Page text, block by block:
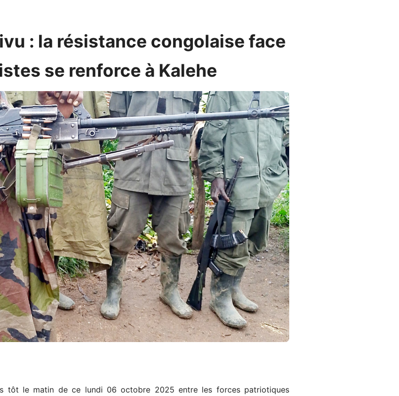
: la résistance congolaise face
se renforce à Kalehe
tôt le matin de ce lundi 06 octobre 2025 entre les forces patriotiques